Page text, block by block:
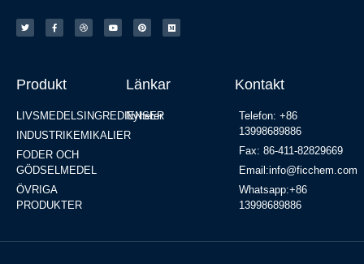
Produkt
LIVSMEDELSINGREDIENSER
INDUSTRIKEMIKALIER
FODER OCH
GÖDSELMEDEL
ÖVRIGA
PRODUKTER
Länkar
Nyheter
Kontakt
Telefon: +86
13998689886
Fax: 86-411-82829669
Email:info@ficchem.com
Whatsapp:+86
13998689886